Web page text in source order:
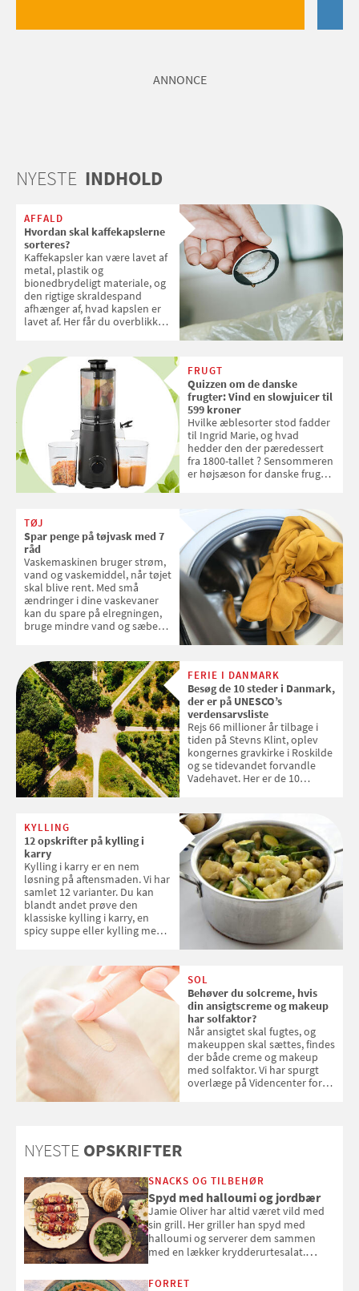
ANNONCE
NYESTE INDHOLD
AFFALD
Hvordan skal kaffekapslerne
sorteres?
Kaffekapsler kan være lavet af
metal, plastik og
bionedbrydeligt materiale, og
den rigtige skraldespand
afhænger af, hvad kapslen er
lavet af. Her får du overblikket
FRUGT
Quizzen om de danske
frugter: Vind en slowjuicer til
599 kroner
Hvilke æblesorter stod fadder
til Ingrid Marie, og hvad
hedder den der pæredessert
fra 1800-tallet ? Sensommeren
er højsæson for danske fruger,
favoritter. Det fejrer Samvirke
med en quiz om alt det danske
frugt, vi elsker. Konkurrencen
slutter fredag d. 18. september
2026
TØJ
Spar penge på tøjvask med 7
råd
Vaskemaskinen bruger strøm,
vand og vaskemiddel, når tøjet
skal blive rent. Med små
ændringer i dine vaskevaner
kan du spare på elregningen,
bruge mindre vand og sæbe
enkle råd til at spare penge på
tøjvasken
FERIE I DANMARK
Besøg de 10 steder i Danmark,
der er på UNESCO’s
verdensarvsliste
Rejs 66 millioner år tilbage i
tiden på Stevns Klint, oplev
kongernes gravkirke i Roskilde
og se tidevandet forvandle
Vadehavet. Her er de 10
KYLLING
12 opskrifter på kylling i
karry
Kylling i karry er en nem
løsning på aftensmaden. Vi har
samlet 12 varianter. Du kan
blandt andet prøve den
klassiske kylling i karry, en
spicy suppe eller kylling med
SOL
Behøver du solcreme, hvis
din ansigtscreme og makeup
har solfaktor?
Når ansigtet skal fugtes, og
makeuppen skal sættes, findes
der både creme og makeup
med solfaktor. Vi har spurgt
overlæge på Videncenter for
NYESTE OPSKRIFTER
SNACKS OG TILBEHØR
Spyd med halloumi og jordbær
Jamie Oliver har altid været vild med
sin grill. Her griller han spyd med
halloumi og serverer dem sammen
med en lækker krydderurtesalat.
smag" af Jamie Oliver.
FORRET